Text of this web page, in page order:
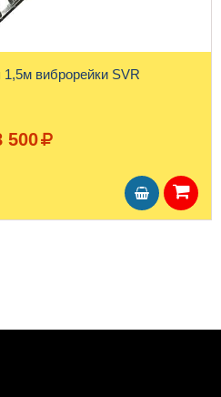
1,5м виброрейки SVR
500